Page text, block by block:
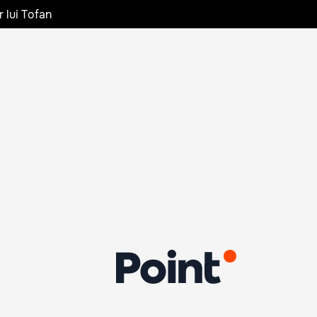
lui Tofan